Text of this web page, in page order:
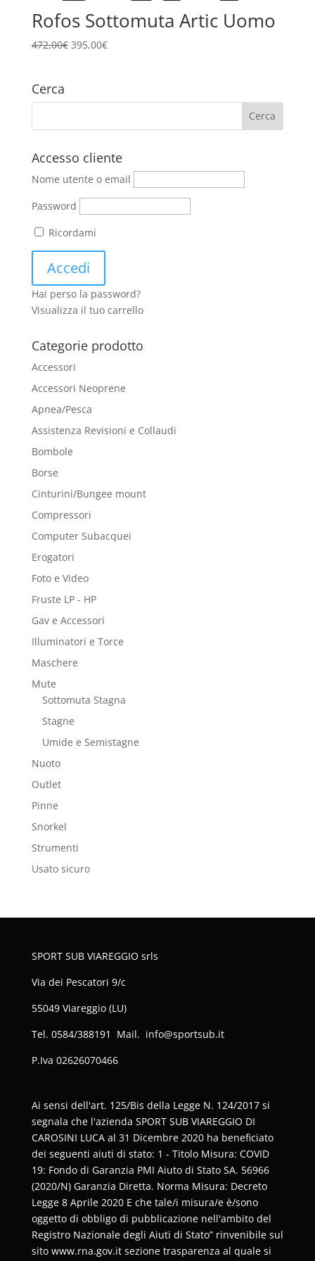
Rofos Sottomuta Artic Uomo
472,00€ Il
395,00€Il
Cerca
Accesso cliente
Nome utente o email
Password
Ricordami
Hai perso la password?
Visualizza il tuo carrello
Categorie prodotto
Accessori
Accessori Neoprene
Apnea/Pesca
Assistenza Revisioni e Collaudi
Bombole
Borse
Cinturini/Bungee mount
Compressori
Computer Subacquei
Erogatori
Foto e Video
Fruste LP - HP
Gav e Accessori
Illuminatori e Torce
Maschere
Mute
Sottomuta Stagna
Stagne
Umide e Semistagne
Nuoto
Outlet
Pinne
Snorkel
Strumenti
Usato sicuro
SPORT SUB VIAREGGIO srls
Via dei Pescatori 9/c
55049 Viareggio (LU)
Tel. 0584/388191 Mail. info@sportsub.it
P.Iva 02626070466
Ai sensi dell'art. 125/Bis della Legge N. 124/2017 si
segnala che l'azienda SPORT SUB VIAREGGIO DI
CAROSINI LUCA al 31 Dicembre 2020 ha beneficiato
dei seguenti aiuti di stato: 1 - Titolo Misura: COVID
19: Fondo di Garanzia PMI Aiuto di Stato SA. 56966
(2020/N) Garanzia Diretta. Norma Misura: Decreto
Legge 8 Aprile 2020 E che tale/i misura/e è/sono
oggetto di obbligo di pubblicazione nell'ambito del
Registro Nazionale degli Aiuti di Stato” rinvenibile sul
sito www.rna.gov.it sezione trasparenza al quale si